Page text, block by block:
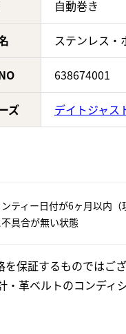
自動巻き
ステンレス・
638674001
ズ デイトジャス
ティー日付が6ヶ月以内（
具合が無い状態
保証するものではござ
革ベルトのコンディ